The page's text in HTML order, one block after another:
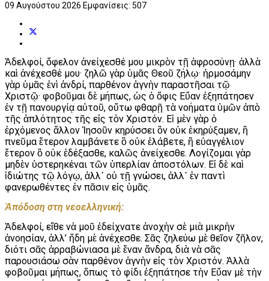
09 Αυγούστου 2026 Εμφανίσεις: 507
Ἀδελφοί, ὄφελον ἀνείχεσθέ μου μικρὸν τῇ ἀφροσύνῃ· ἀλλὰ
καὶ ἀνέχεσθέ μου· ζηλῶ γὰρ ὑμᾶς Θεοῦ ζήλῳ· ἡρμοσάμην
γὰρ ὑμᾶς ἑνὶ ἀνδρί, παρθένον ἁγνὴν παραστῆσαι τῷ
Χριστῷ· φοβοῦμαι δὲ μήπως, ὡς ὁ ὄφις Εὔαν ἐξηπάτησεν
ἐν τῇ πανουργίᾳ αὐτοῦ, οὕτω φθαρῇ τὰ νοήματα ὑμῶν ἀπὸ
τῆς ἁπλότητος τῆς εἰς τὸν Χριστόν. Εἰ μὲν γὰρ ὁ
ἐρχόμενος ἄλλον Ἰησοῦν κηρύσσει ὃν οὐκ ἐκηρύξαμεν, ἢ
πνεῦμα ἕτερον λαμβάνετε ὃ οὐκ ἐλάβετε, ἢ εὐαγγέλιον
ἕτερον ὃ οὐκ ἐδέξασθε, καλῶς ἀνείχεσθε. Λογίζομαι γὰρ
μηδὲν ὑστερηκέναι τῶν ὑπερλίαν ἀποστόλων. Εἰ δὲ καὶ
ἰδιώτης τῷ λόγῳ, ἀλλ᾿ οὐ τῇ γνώσει, ἀλλ᾿ ἐν παντὶ
φανερωθέντες ἐν πᾶσιν εἰς ὑμᾶς.
Ἀπόδοση στη νεοελληνική:
Ἀδελφοί, εἴθε νὰ μοῦ ἐδείχνατε ἀνοχὴν σὲ μιὰ μικρὴν
ἀνοησίαν, ἀλλ’ ἤδη μὲ ἀνέχεσθε. Σᾶς ζηλεύω μὲ θεῖον ζῆλον,
διότι σᾶς ἀρραβώνιασα μὲ ἕναν ἄνδρα, διὰ νὰ σᾶς
παρουσιάσω σὰν παρθένον ἁγνὴν εἰς τὸν Χριστόν. Ἀλλὰ
φοβοῦμαι μήπως, ὅπως τὸ φίδι ἐξηπάτησε τὴν Εὔαν μὲ τὴν